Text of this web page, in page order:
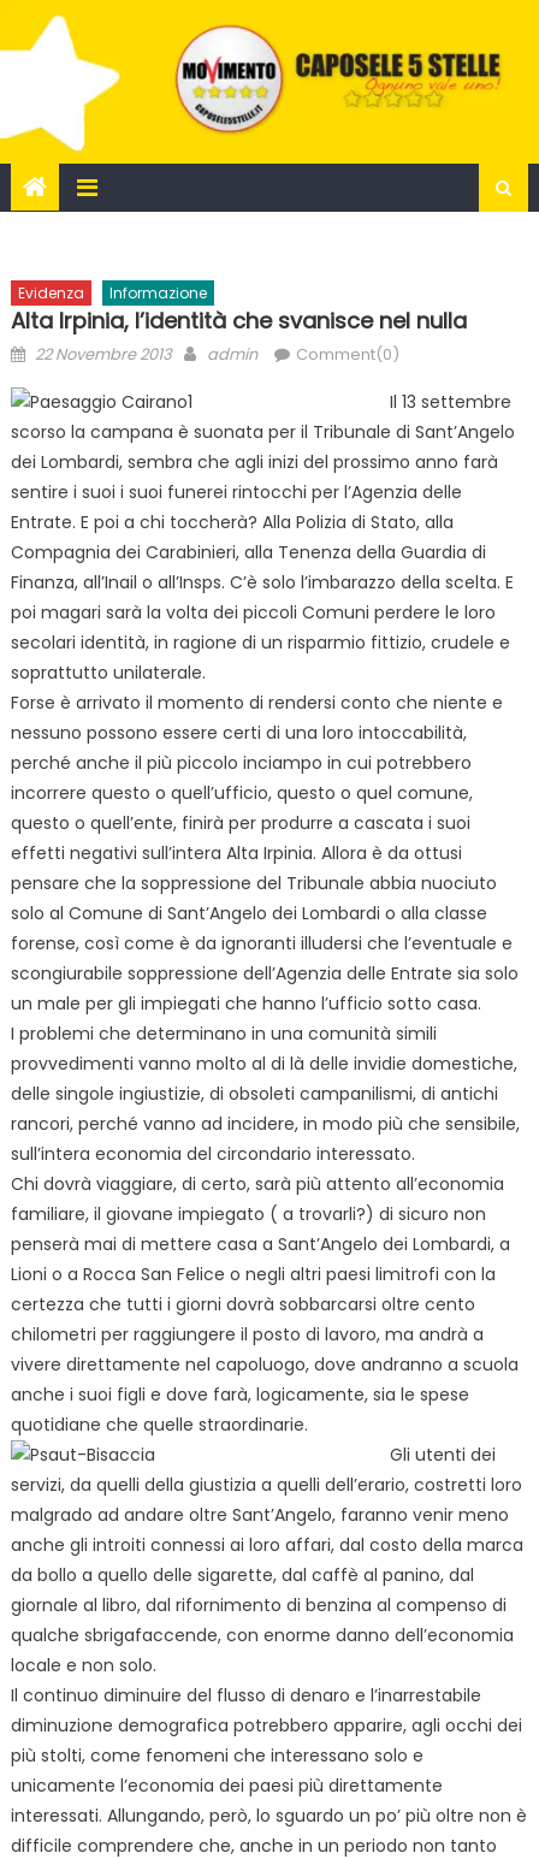
to
Evidenza Informazione
Alta Irpinia, l’identità che svanisce nel nulla
Posted
22 Novembre 2013 Author
admin Comment(0)
Il 13 settembre
scorso la campana è suonata per il Tribunale di Sant’Angelo
dei Lombardi, sembra che agli inizi del prossimo anno farà
sentire i suoi i suoi funerei rintocchi per l’Agenzia delle
Entrate. E poi a chi toccherà? Alla Polizia di Stato, alla
Compagnia dei Carabinieri, alla Tenenza della Guardia di
Finanza, all’Inail o all’Insps. C’è solo l’imbarazzo della scelta. E
poi magari sarà la volta dei piccoli Comuni perdere le loro
secolari identità, in ragione di un risparmio fittizio, crudele e
soprattutto unilaterale.
Forse è arrivato il momento di rendersi conto che niente e
nessuno possono essere certi di una loro intoccabilità,
perché anche il più piccolo inciampo in cui potrebbero
incorrere questo o quell’ufficio, questo o quel comune,
questo o quell’ente, finirà per produrre a cascata i suoi
effetti negativi sull’intera Alta Irpinia. Allora è da ottusi
pensare che la soppressione del Tribunale abbia nuociuto
solo al Comune di Sant’Angelo dei Lombardi o alla classe
forense, così come è da ignoranti illudersi che l’eventuale e
scongiurabile soppressione dell’Agenzia delle Entrate sia solo
un male per gli impiegati che hanno l’ufficio sotto casa.
I problemi che determinano in una comunità simili
provvedimenti vanno molto al di là delle invidie domestiche,
delle singole ingiustizie, di obsoleti campanilismi, di antichi
rancori, perché vanno ad incidere, in modo più che sensibile,
sull’intera economia del circondario interessato.
Chi dovrà viaggiare, di certo, sarà più attento all’economia
familiare, il giovane impiegato ( a trovarli?) di sicuro non
penserà mai di mettere casa a Sant’Angelo dei Lombardi, a
Lioni o a Rocca San Felice o negli altri paesi limitrofi con la
certezza che tutti i giorni dovrà sobbarcarsi oltre cento
chilometri per raggiungere il posto di lavoro, ma andrà a
vivere direttamente nel capoluogo, dove andranno a scuola
anche i suoi figli e dove farà, logicamente, sia le spese
quotidiane che quelle straordinarie.
Gli utenti dei
servizi, da quelli della giustizia a quelli dell’erario, costretti loro
malgrado ad andare oltre Sant’Angelo, faranno venir meno
anche gli introiti connessi ai loro affari, dal costo della marca
da bollo a quello delle sigarette, dal caffè al panino, dal
giornale al libro, dal rifornimento di benzina al compenso di
qualche sbrigafaccende, con enorme danno dell’economia
locale e non solo.
Il continuo diminuire del flusso di denaro e l’inarrestabile
diminuzione demografica potrebbero apparire, agli occhi dei
più stolti, come fenomeni che interessano solo e
unicamente l’economia dei paesi più direttamente
interessati. Allungando, però, lo sguardo un po’ più oltre non è
difficile comprendere che, anche in un periodo non tanto